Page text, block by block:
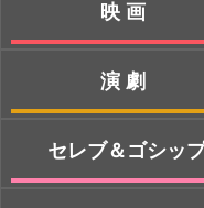
映画
演劇
セレブ＆ゴシッ